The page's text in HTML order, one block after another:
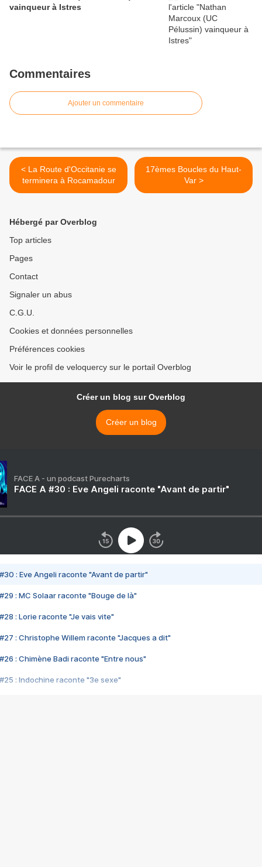
vainqueur à Istres
Commentaires
Ajouter un commentaire
< La Route d'Occitanie se
terminera à Rocamadour
17èmes Boucles du Haut-
Var >
Hébergé par Overblog
Top articles
Pages
Contact
Signaler un abus
C.G.U.
Cookies et données personnelles
Préférences cookies
Voir le profil de veloquercy sur le portail Overblog
Créer un blog sur Overblog
Créer un blog
FACE A - un podcast Purecharts
FACE A #30 : Eve Angeli raconte "Avant de partir"
#30 : Eve Angeli raconte "Avant de partir"
#29 : MC Solaar raconte "Bouge de là"
#28 : Lorie raconte "Je vais vite"
#27 : Christophe Willem raconte "Jacques a dit"
#26 : Chimène Badi raconte "Entre nous"
#25 : Indochine raconte "3e sexe"